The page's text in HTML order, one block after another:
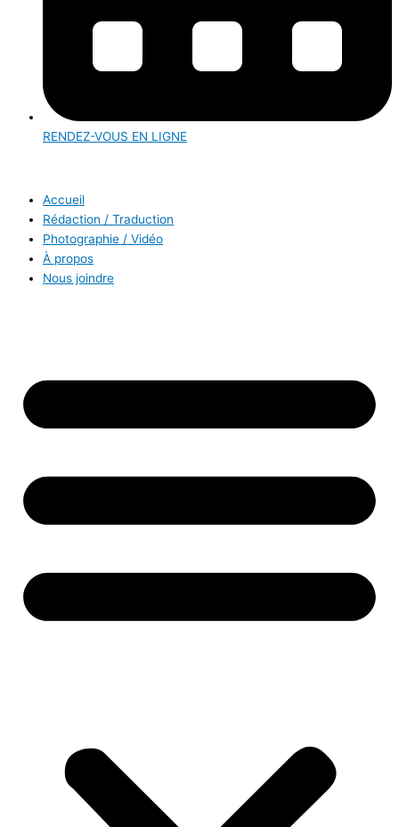
RENDEZ-VOUS EN LIGNE
Accueil
Rédaction / Traduction
Photographie / Vidéo
À propos
Nous joindre